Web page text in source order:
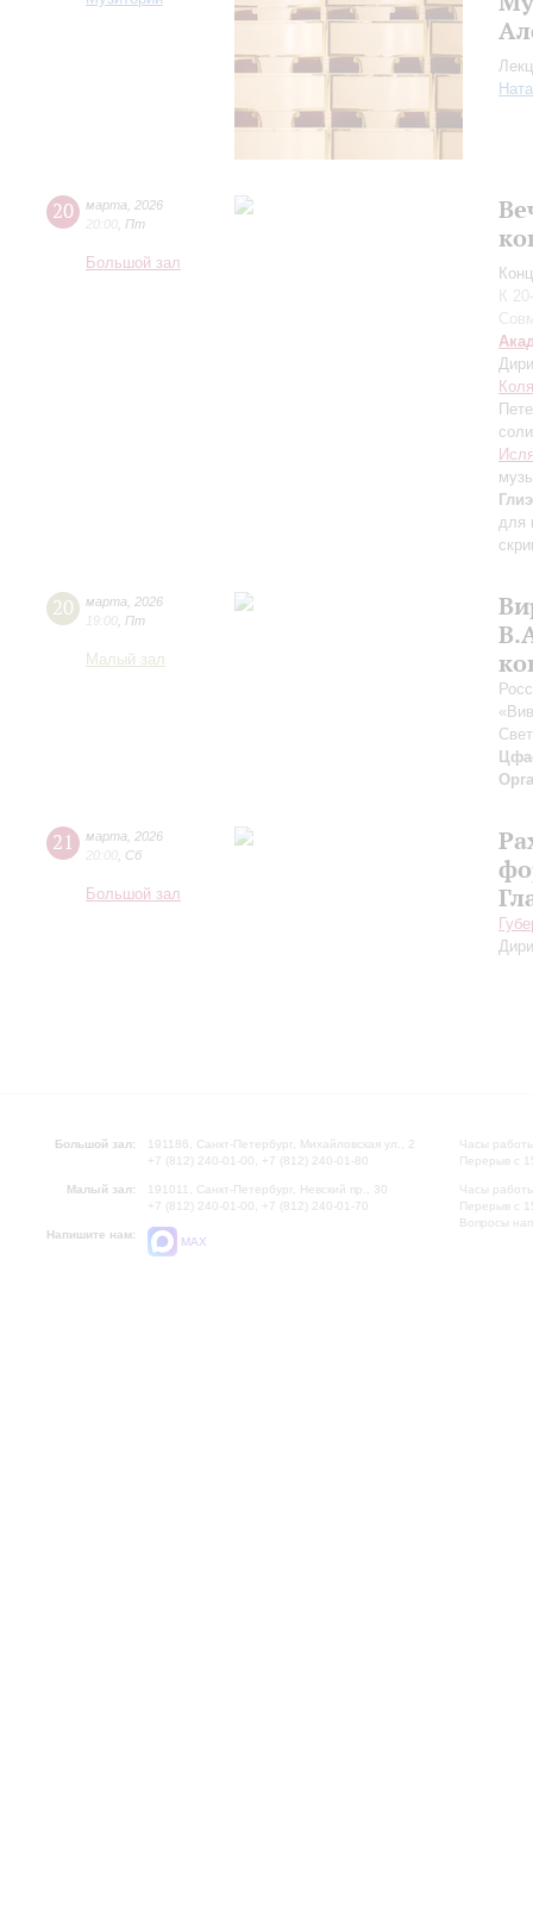
20 марта
2026
20:00 Пт
Большой зал
К
для
20 марта
2026
19:00 Пт
Малый зал
21 марта
2026
20:00 Сб
Большой зал
Большой зал:
191186, Санкт-Петербург, Михайловская ул., 2
+7 (812) 240-01-00, +7 (812) 240-01-80
Малый зал:
191011, Санкт-Петербург, Невский пр., 30
+7 (812) 240-01-00, +7 (812) 240-01-70
Напишите нам:
MAX
Часы
Перерыв с
Часы
Перерыв с
Вопросы